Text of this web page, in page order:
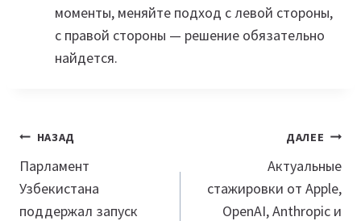
моменты, меняйте подход с левой стороны,
с правой стороны — решение обязательно
найдется.
Навигация
по
записям
НАЗАД
Парламент
Узбекистана
поддержал запуск
ДАЛЕЕ
Актуальные
стажировки от Apple,
OpenAI, Anthropic и